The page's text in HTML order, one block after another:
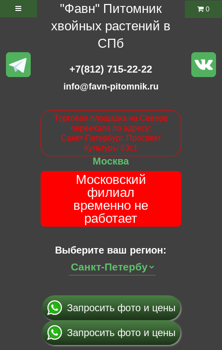
"Фавн" Питомник
хвойных растений в
СПб
+7(812) 715-22-22
info@favn-pitomnik.ru
Торговая площадка на Севере
переехала по адресу:
Санкт-Петербург. Проспект
Культуры 63с1
Москва
Московский
филиал
временно не
работает
Выберите ваш регион:
0
Запросить фото и цены
Запросить фото и цены